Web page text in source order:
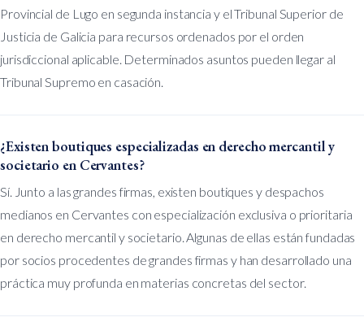
Provincial de Lugo en segunda instancia y el Tribunal Superior de
Justicia de Galicia para recursos ordenados por el orden
jurisdiccional aplicable. Determinados asuntos pueden llegar al
Tribunal Supremo en casación.
¿Existen boutiques especializadas en derecho mercantil y
societario en Cervantes?
Sí. Junto a las grandes firmas, existen boutiques y despachos
medianos en Cervantes con especialización exclusiva o prioritaria
en derecho mercantil y societario. Algunas de ellas están fundadas
por socios procedentes de grandes firmas y han desarrollado una
práctica muy profunda en materias concretas del sector.